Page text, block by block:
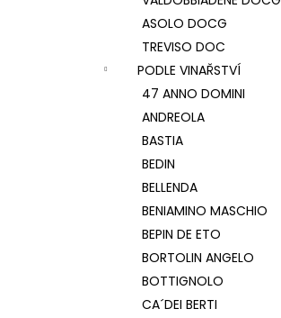
ASOLO DOCG
TREVISO DOC
PODLE VINAŘSTVÍ
47 ANNO DOMINI
ANDREOLA
BASTIA
BEDIN
BELLENDA
BENIAMINO MASCHIO
BEPIN DE ETO
BORTOLIN ANGELO
BOTTIGNOLO
CA´DEI BERTI